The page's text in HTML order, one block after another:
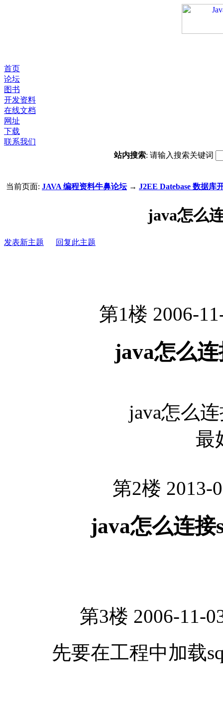
首页
论坛
图书
开发资料
在线文档
网址
下载
联系我们
站内搜索: 请输入搜索关键词
当前页面: JAVA 编程资料牛鼻论坛→ J2EE Datebase 数据库
java怎么
发表新主题 回复此主题
第1楼 2006-
java怎么
java怎么
最
第2楼 2013-
java怎么连接
第3楼 2006-11-
先要在工程中加载